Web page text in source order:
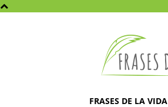
FRASES DE LA VIDA